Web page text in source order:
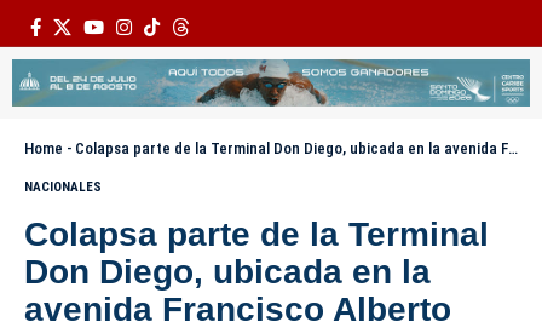
Home - Colapsa parte de la Terminal Don Diego, ubicada en la avenida Francisco Alberto Caamaño Deñó
NACIONALES
Colapsa parte de la Terminal
Don Diego, ubicada en la
avenida Francisco Alberto